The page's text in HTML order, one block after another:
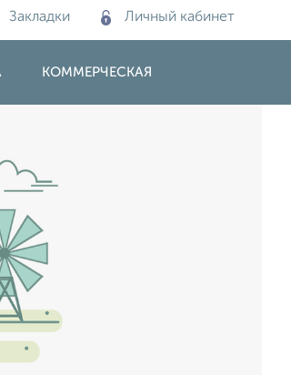
Закладки Личный кабинет
КОММЕРЧЕСКАЯ